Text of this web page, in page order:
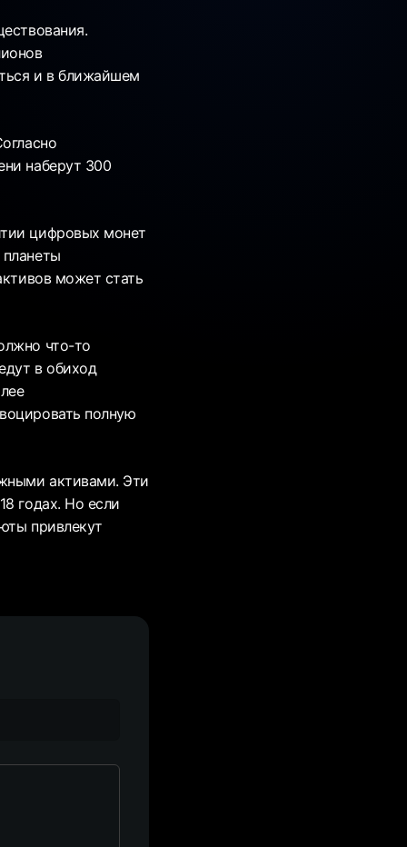
и в ближайшем
наберут 300
цифровых монет
может стать
что-то
в обиход
полную
активами. Эти
годах. Но если
привлекут